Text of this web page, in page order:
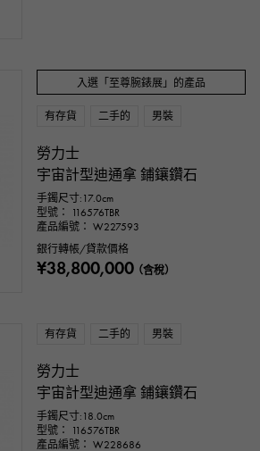
保固期
維修聲明 維修保修
入選「至尊腕錶展」的產品
有存貨 二手的 男裝
勞力士
宇宙計型迪通拿 鋪鑲鑽石
手鐲尺寸:17.0cm
型號： 116576TBR
產品編號： W227593
銀行轉帳/貸款價格
¥38,800,000（含稅）
有存貨 二手的 男裝
勞力士
宇宙計型迪通拿 鋪鑲鑽石
手鐲尺寸:18.0cm
型號： 116576TBR
產品編號： W228686